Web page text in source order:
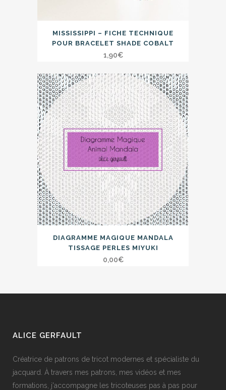
MISSISSIPPI – FICHE TECHNIQUE
POUR BRACELET SHADE COBALT
1,90€
DIAGRAMME MAGIQUE MANDALA
TISSAGE PERLES MIYUKI
0,00€
ALICE GERFAULT
Créatrice de patrons de tricot modernes et spécialiste du
jacquard. À travers mes patrons, mes vidéos et mes
formations, j'accompagne les tricoteuses pas à pas pour